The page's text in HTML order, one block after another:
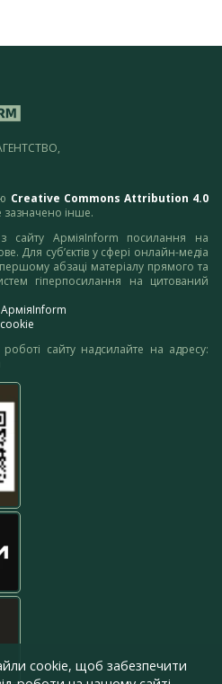
Creative Commons Attribution 4.0
інше.
сайту АрміяInform посилання на
Для суб’єктів у сфері онлайн-медіа
абзаці матеріалу прямого та
гіперпосилання на цитований
сайту надсилайте на адресу:
cookie, щоб забезпечити